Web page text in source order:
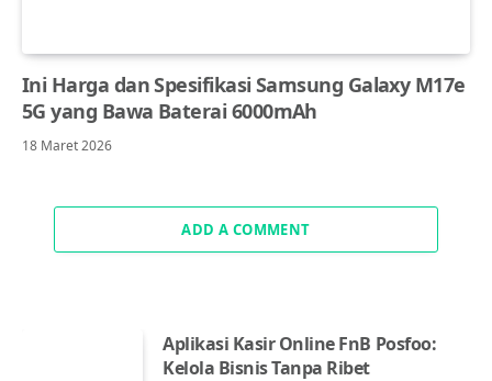
Ini Harga dan Spesifikasi Samsung Galaxy M17e
5G yang Bawa Baterai 6000mAh
18 Maret 2026
ADD A COMMENT
Aplikasi Kasir Online FnB Posfoo:
Kelola Bisnis Tanpa Ribet